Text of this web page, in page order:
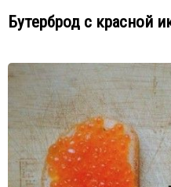
Бутерброд с красной